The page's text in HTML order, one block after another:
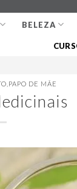
BELEZA
PAPO DE MÃE